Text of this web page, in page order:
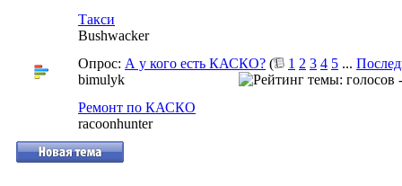
Такси
Bushwacker
Опрос: А у кого есть КАСКО? ( 1 2 3 4 5 ...
bimulyk
Ремонт по КАСКО
racoonhunter